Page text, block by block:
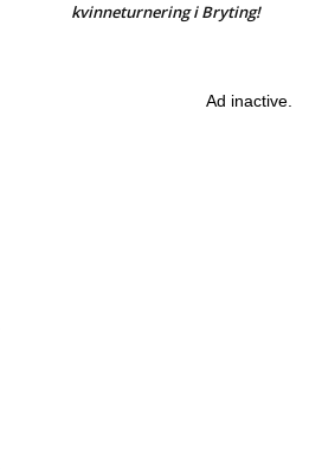
kvinneturnering i Bryting!
Ad inactive.